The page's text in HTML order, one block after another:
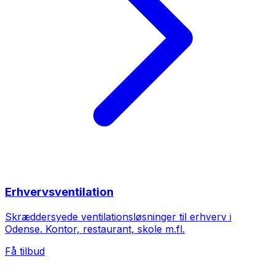
Erhvervsventilation
Skræddersyede ventilationsløsninger til erhverv i
Odense. Kontor, restaurant, skole m.fl.
Få tilbud